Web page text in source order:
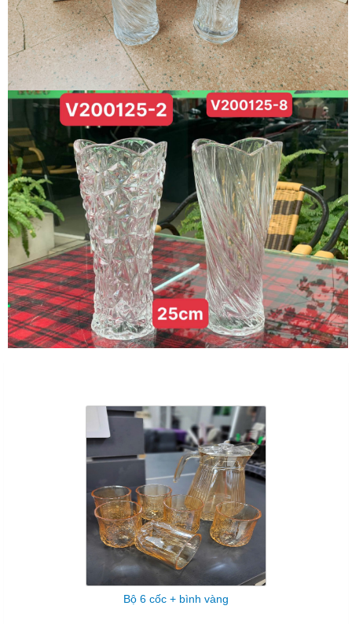
Bộ 6 cốc + bình vàng